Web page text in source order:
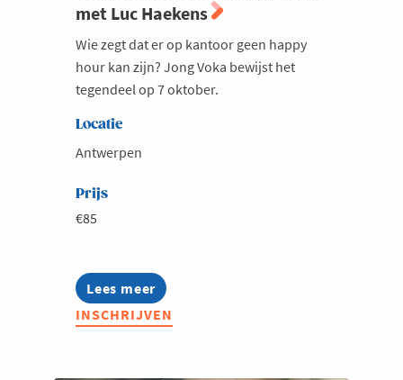
met Luc Haekens
Wie zegt dat er op kantoor geen happy
hour kan zijn? Jong Voka bewijst het
tegendeel op 7 oktober.
Locatie
Antwerpen
Prijs
€85
Lees meer
about
Jong
Voka
INSCHRIJVEN